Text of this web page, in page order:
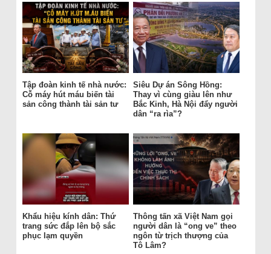
Tập đoàn kinh tế nhà nước:
Cỗ máy hút máu biến tài
sản công thành tài sản tư
Siêu Dự án Sông Hồng:
Thay vì cùng giàu lên như
Bắc Kinh, Hà Nội đẩy người
dân “ra rìa”?
Khẩu hiệu kính dân: Thứ
trang sức đắp lên bộ sắc
phục lạm quyền
Thông tấn xã Việt Nam gọi
người dân là “ong ve” theo
ngôn từ trịch thượng của
Tô Lâm?